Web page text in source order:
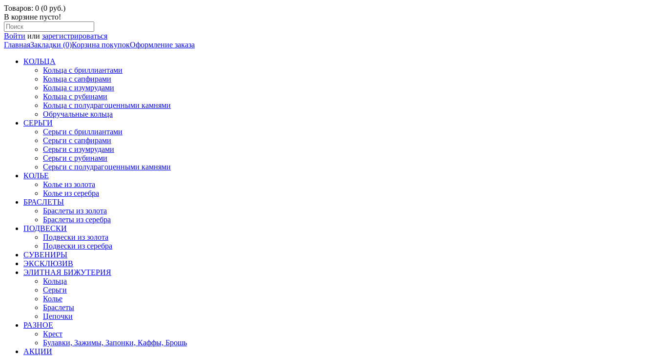
Товаров: 0 (0 руб.)
В корзине пусто!
Войти или зарегистрироваться
ГлавнаяЗакладки (0)Корзина покупокОформление заказа
КОЛЬЦА
Кольца с бриллиантами
Кольца с сапфирами
Кольца с изумрудами
Кольца с рубинами
Кольца с полудрагоценными камнями
Обручальные кольца
СЕРЬГИ
Серьги с бриллиантами
Серьги с сапфирами
Серьги с изумрудами
Серьги с рубинами
Серьги с полудрагоценными камнями
КОЛЬЕ
Колье из золота
Колье из серебра
БРАСЛЕТЫ
Браслеты из золота
Браслеты из серебра
ПОДВЕСКИ
Подвески из золота
Подвески из серебра
СУВЕНИРЫ
ЭКСКЛЮЗИВ
ЭЛИТНАЯ БИЖУТЕРИЯ
Кольца
Серьги
Колье
Браслеты
Цепочки
РАЗНОЕ
Крест
Булавки, Зажимы, Запонки, Каффы, Брошь
АКЦИИ